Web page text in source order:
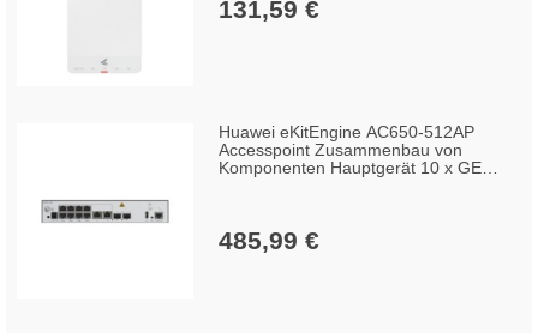
131,59 €
Huawei eKitEngine AC650-512AP
Accesspoint Zusammenbau von
Komponenten Hauptgerät 10 x GE
Tisch-/Wand-/Rack-Montage
485,99 €